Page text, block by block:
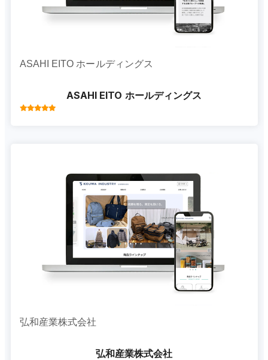
ASAHI EITO ホールディングス
ASAHI EITO ホールディングス
弘和産業株式会社
弘和産業株式会社